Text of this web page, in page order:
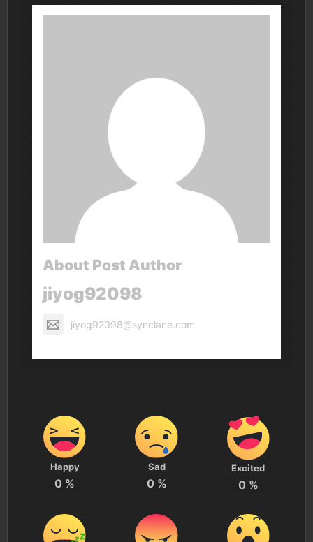
About Post Author
jiyog92098
jiyog92098@synclane.com
Happy
0 %
Sad
0 %
Excited
0 %